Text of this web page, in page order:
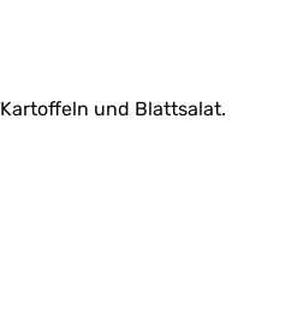
und Blattsalat.